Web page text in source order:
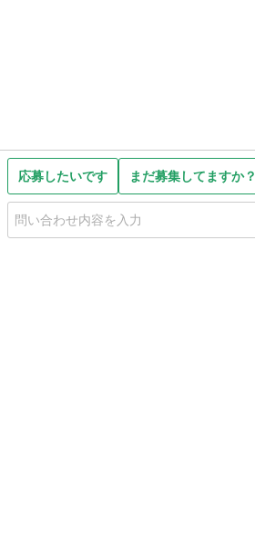
応募したいです まだ募集してますか？